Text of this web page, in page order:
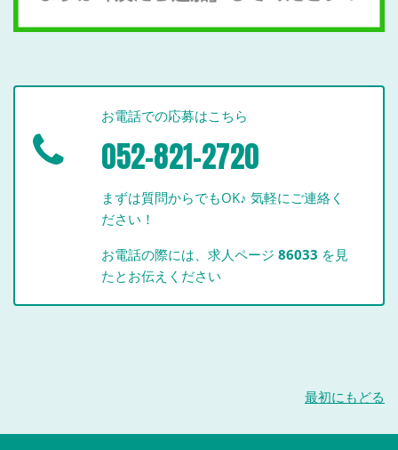
お電話での応募はこちら
052-821-2720
まずは質問からでもOK♪ 気軽にご連絡く
ださい！
お電話の際には、求人ページ86033 を見
たとお伝えください
最初にもどる